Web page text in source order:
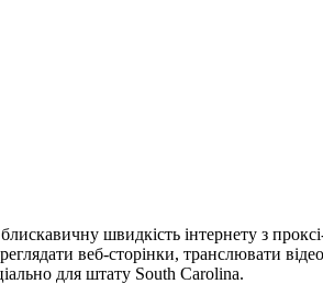
швидкість інтернету з
веб-сторінки, транслювати
для штату South Carolina.